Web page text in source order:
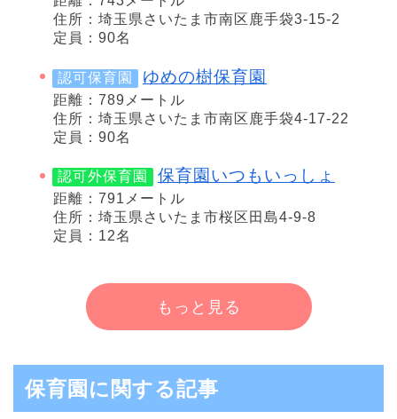
住所：埼玉県さいたま市南区鹿手袋3-15-2
定員：90名
認可保育園 ゆめの樹保育園
距離：789メートル
住所：埼玉県さいたま市南区鹿手袋4-17-22
定員：90名
認可外保育園 保育園いつもいっしょ
距離：791メートル
住所：埼玉県さいたま市桜区田島4-9-8
定員：12名
もっと見る
保育園に関する記事